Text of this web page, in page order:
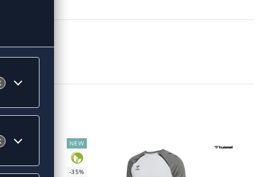
NEW
-35%